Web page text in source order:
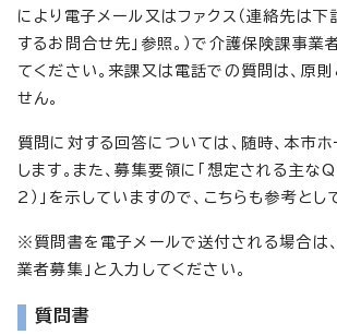
により電子メール又はファクス（連絡先は下
するお問合せ先」参照。）で介護保険課事業
てください。来課又は電話での質問は、原則
せん。
質問に対する回答については、随時、本市
します。また、募集要領に「想定される主な
2）」を示していますので、こちらも参考とし
※質問書を電子メールで送付される場合は
業者募集」と入力してください。
質問書